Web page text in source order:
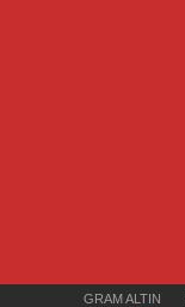
GRAM ALTIN